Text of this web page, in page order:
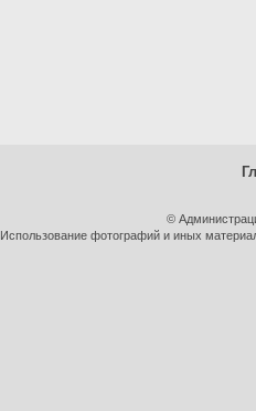
©
Использование фотографий и иных